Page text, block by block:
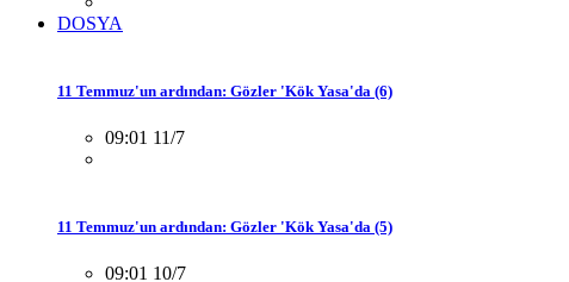
DOSYA
11 Temmuz'un ardından: Gözler 'Kök Yasa'da (6)
09:01 11/7
11 Temmuz'un ardından: Gözler 'Kök Yasa'da (5)
09:01 10/7